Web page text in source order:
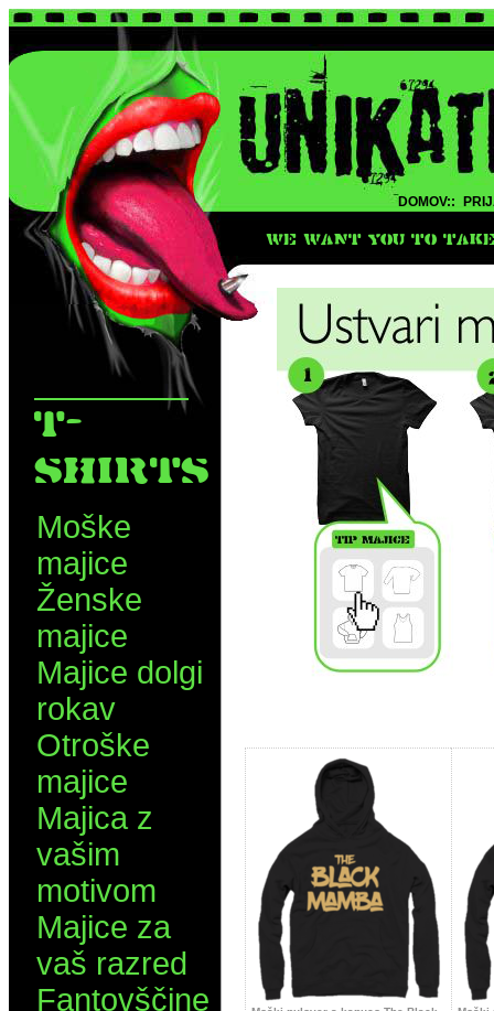
DOMOV::
WE WANT YOU TO
T-
SHIRTS
Moške
majice
Ženske
majice
Majice dolgi
rokav
Otroške
majice
Majica z
vašim
motivom
Majice za
vaš razred
Fantovščine